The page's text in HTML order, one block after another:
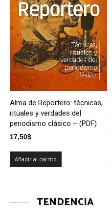
Alma de Reportero: técnicas,
rituales y verdades del
periodismo clásico – (PDF)
17,50$
Añadir al carrito
TENDENCIA